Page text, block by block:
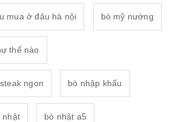
mua ở đâu hà nội bò mỹ nướng
thế nào
ngon bò nhập khẩu
nhật bò nhật a5